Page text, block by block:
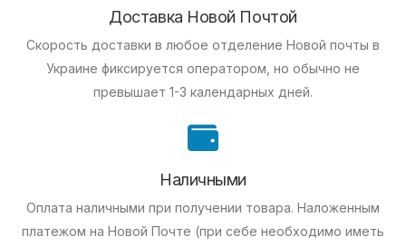
Доставка Новой Почтой
Скорость доставки в любое отделение Новой почты в
Украине фиксируется оператором, но обычно не
превышает 1-3 календарных дней.
Наличными
Оплата наличными при получении товара. Наложенным
платежом на Новой Почте (при себе необходимо иметь